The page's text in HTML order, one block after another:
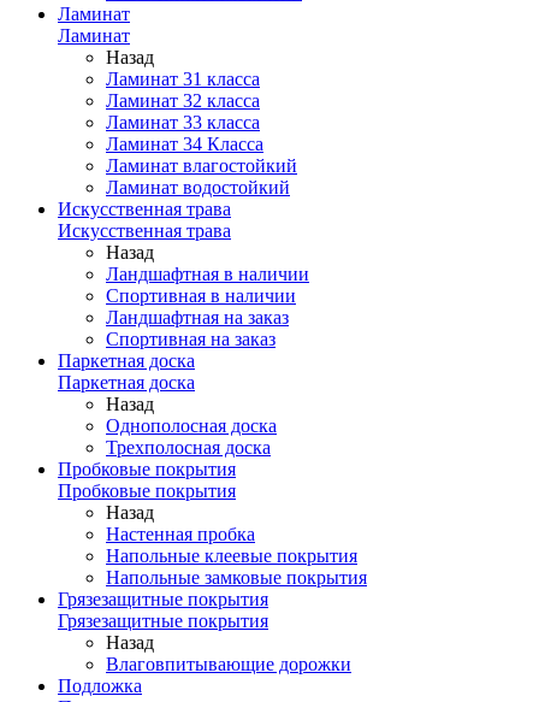
Ламинат
Ламинат
Назад
Ламинат 31 класса
Ламинат 32 класса
Ламинат 33 класса
Ламинат 34 Класса
Ламинат влагостойкий
Ламинат водостойкий
Искусственная трава
Искусственная трава
Назад
Ландшафтная в наличии
Спортивная в наличии
Ландшафтная на заказ
Спортивная на заказ
Паркетная доска
Паркетная доска
Назад
Однополосная доска
Трехполосная доска
Пробковые покрытия
Пробковые покрытия
Назад
Настенная пробка
Напольные клеевые покрытия
Напольные замковые покрытия
Грязезащитные покрытия
Грязезащитные покрытия
Назад
Влаговпитывающие дорожки
Подложка